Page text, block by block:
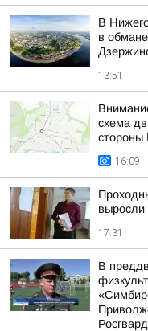
В
в
13:51
схема
стороны
16:09
выросли
17:31
В